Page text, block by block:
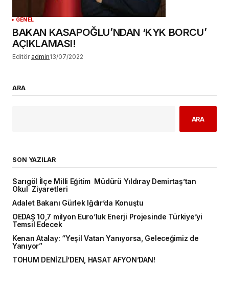
GENEL
BAKAN KASAPOĞLU’NDAN ‘KYK BORCU’
AÇIKLAMASI!
Editör admin13/07/2022
ARA
ARA
SON YAZILAR
Sarıgöl İlçe Milli Eğitim Müdürü Yıldıray Demirtaş’tan
Okul Ziyaretleri
Adalet Bakanı Gürlek Iğdır’da Konuştu
OEDAŞ 10,7 milyon Euro’luk Enerji Projesinde Türkiye’yi
Temsil Edecek
Kenan Atalay: “Yeşil Vatan Yanıyorsa, Geleceğimiz de
Yanıyor”
TOHUM DENİZLİ’DEN, HASAT AFYON’DAN!